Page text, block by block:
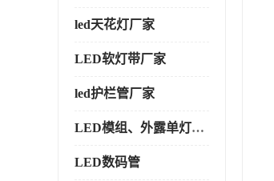
led天花灯厂家
LED软灯带厂家
led护栏管厂家
LED模组、外露单灯系列
LED数码管